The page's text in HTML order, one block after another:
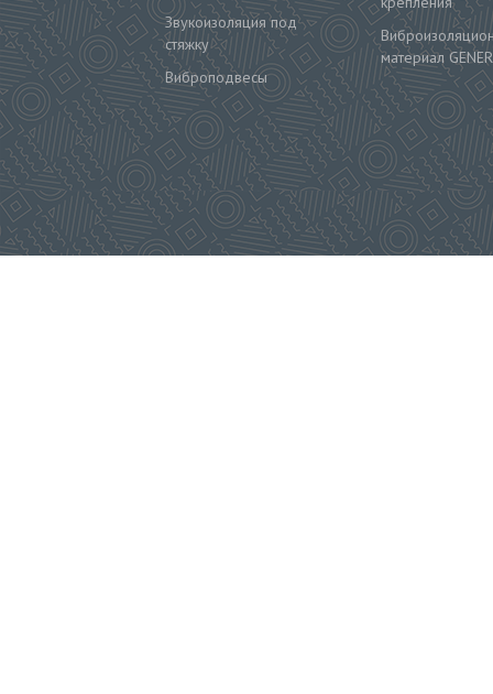
Звукоизоляция под
стяжку
Виброподвесы
материал